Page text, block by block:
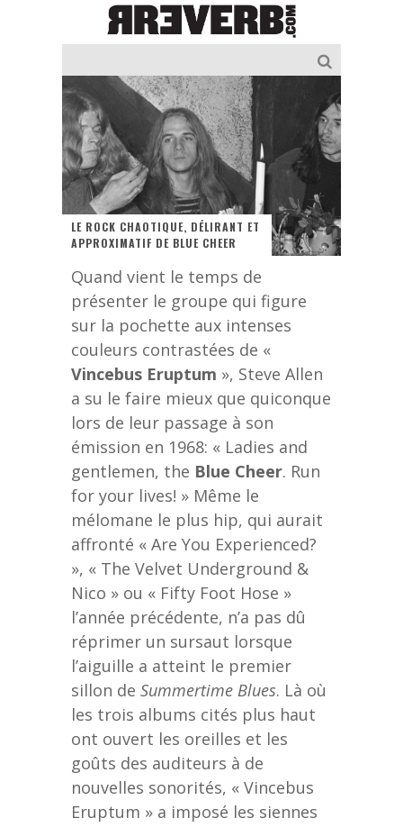
LE ROCK CHAOTIQUE, DÉLIRANT ET
APPROXIMATIF DE BLUE CHEER
Quand vient le temps de
présenter le groupe qui figure
sur la pochette aux intenses
couleurs contrastées de «
Vincebus Eruptum », Steve Allen
a su le faire mieux que quiconque
lors de leur passage à son
émission en 1968: « Ladies and
gentlemen, the Blue Cheer. Run
for your lives! » Même le
mélomane le plus hip, qui aurait
affronté « Are You Experienced?
», « The Velvet Underground &
Nico » ou « Fifty Foot Hose »
l’année précédente, n’a pas dû
réprimer un sursaut lorsque
l’aiguille a atteint le premier
sillon de Summertime Blues. Là où
les trois albums cités plus haut
ont ouvert les oreilles et les
goûts des auditeurs à de
nouvelles sonorités, « Vincebus
Eruptum » a imposé les siennes